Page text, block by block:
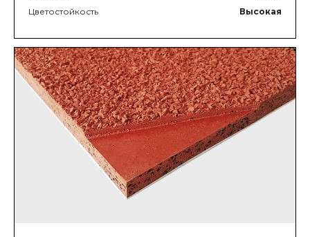
Цветостойкость
Высокая